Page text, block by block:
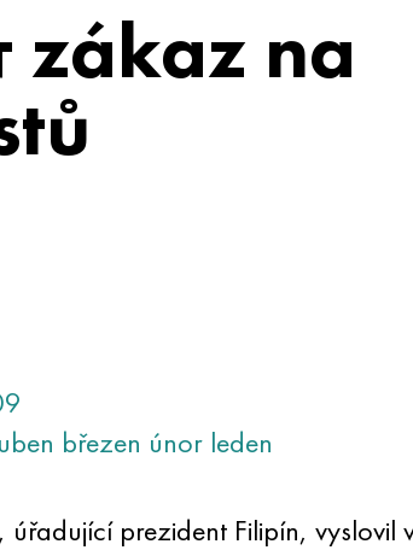
zákaz na
březen únor leden
úřadující prezident Filipín, vyslovil